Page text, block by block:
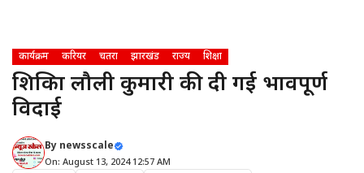
कार्यक्रम करियर चतरा झारखंड राज्य शिक्षा
शिक्षिका लौली कुमारी की दी गई भावपूर्ण
विदाई
By newsscale
On: August 13, 2024 12:57 AM